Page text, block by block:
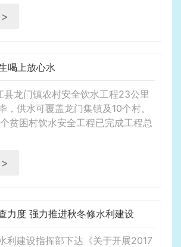
喝上放心水
县龙门镇农村安全饮水工程23公里
，供水可覆盖龙门集镇及10个村。
贫困村饮水安全工程已完成工程总
力度 强力推进秋冬修水利建设
利建设指挥部下达《关于开展2017